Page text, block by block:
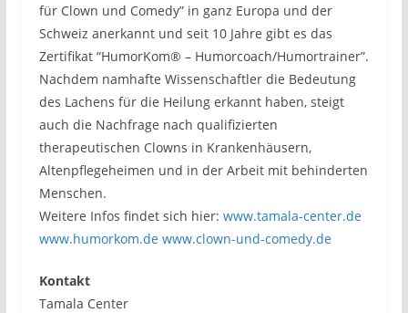
für Clown und Comedy” in ganz Europa und der
Schweiz anerkannt und seit 10 Jahre gibt es das
Zertifikat “HumorKom® – Humorcoach/Humortrainer”.
Nachdem namhafte Wissenschaftler die Bedeutung
des Lachens für die Heilung erkannt haben, steigt
auch die Nachfrage nach qualifizierten
therapeutischen Clowns in Krankenhäusern,
Altenpflegeheimen und in der Arbeit mit behinderten
Menschen.
Weitere Infos findet sich hier: www.tamala-center.de
www.humorkom.de www.clown-und-comedy.de
Kontakt
Tamala Center